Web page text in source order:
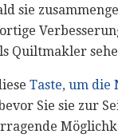
sie
Quiltmakler
Taste, um die
Sie sie zur